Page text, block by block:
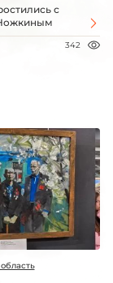
с
342